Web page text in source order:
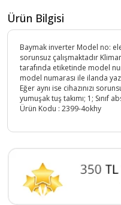
Ürün Bilgisi
Baymak inverter Model no:
sorunsuz çalışmaktadır
tarafında etiketinde model
model numarası ile ilanda
Eğer aynı ise cihazınızı
yumuşak tuş takımı; 1; Sınıf
Ürün Kodu : 2399-4okhy